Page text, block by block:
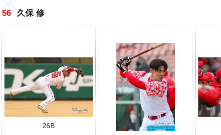
56 久保 修
26B